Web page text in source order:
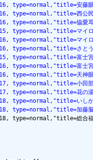
安藤眼
西公民
協愛耳
マイロ
マイロ
さとう
富士宮
富士宮
天神眼
小田部
花の湯
いしか
加藤脳
type=normal,"title=総合